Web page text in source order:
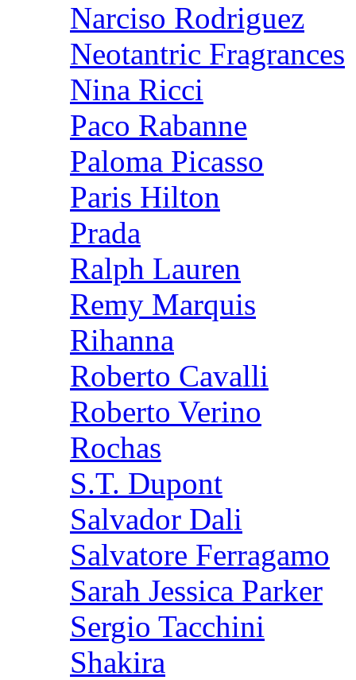
Narciso Rodriguez
Neotantric Fragrances
Nina Ricci
Paco Rabanne
Paloma Picasso
Paris Hilton
Prada
Ralph Lauren
Remy Marquis
Rihanna
Roberto Cavalli
Roberto Verino
Rochas
S.T. Dupont
Salvador Dali
Salvatore Ferragamo
Sarah Jessica Parker
Sergio Tacchini
Shakira